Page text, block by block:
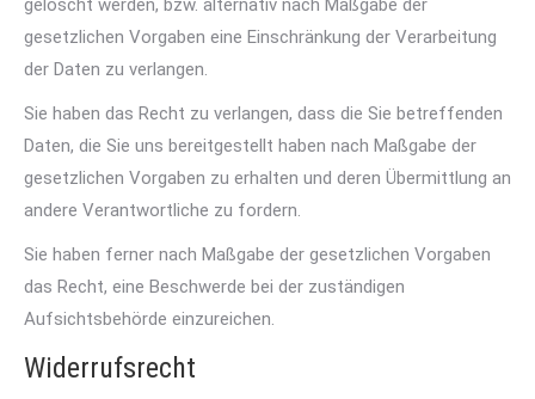
gelöscht werden, bzw. alternativ nach Maßgabe der
gesetzlichen Vorgaben eine Einschränkung der Verarbeitung
der Daten zu verlangen.
Sie haben das Recht zu verlangen, dass die Sie betreffenden
Daten, die Sie uns bereitgestellt haben nach Maßgabe der
gesetzlichen Vorgaben zu erhalten und deren Übermittlung an
andere Verantwortliche zu fordern.
Sie haben ferner nach Maßgabe der gesetzlichen Vorgaben
das Recht, eine Beschwerde bei der zuständigen
Aufsichtsbehörde einzureichen.
Widerrufsrecht